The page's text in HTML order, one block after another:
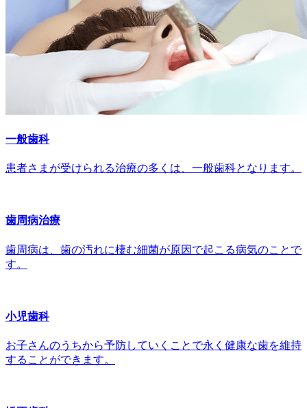
一般歯科
患者さまが受けられる治療の多くは、一般歯科となります。
歯周病治療
歯周病は、歯の汚れに棲む細菌が原因で起こる病気のことで
す。
小児歯科
お子さんのうちから予防していくことで永く健康な歯を維持
することができます。